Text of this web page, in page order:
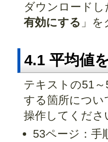
ダウンロード
有効にする 」
4.1 平均値
テキストの51
する箇所につ
操作してくださ
53ページ：手